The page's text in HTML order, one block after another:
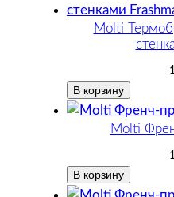
Molti
В корзину
Molti
В корзину